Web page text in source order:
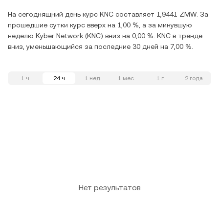
На сегоднящний день курс KNC составляет 1,9441 ZMW. За
прошедшие сутки курс вверх на 1,00 %, а за минувшую
неделю Kyber Network (KNC) вниз на 0,00 %. KNC в тренде
вниз, уменьшающийся за последние 30 дней на 7,00 %.
1 ч 24 ч 1 нед. 1 мес. 1 г. 2 года
Нет результатов